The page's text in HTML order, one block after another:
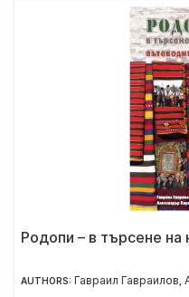
Родопи – в търсене
AUTHORS: Гавраил Гавраилов